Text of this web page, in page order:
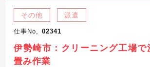
その他 派遣
仕事No, 02341
伊勢崎市：クリーニング工場で
畳み作業